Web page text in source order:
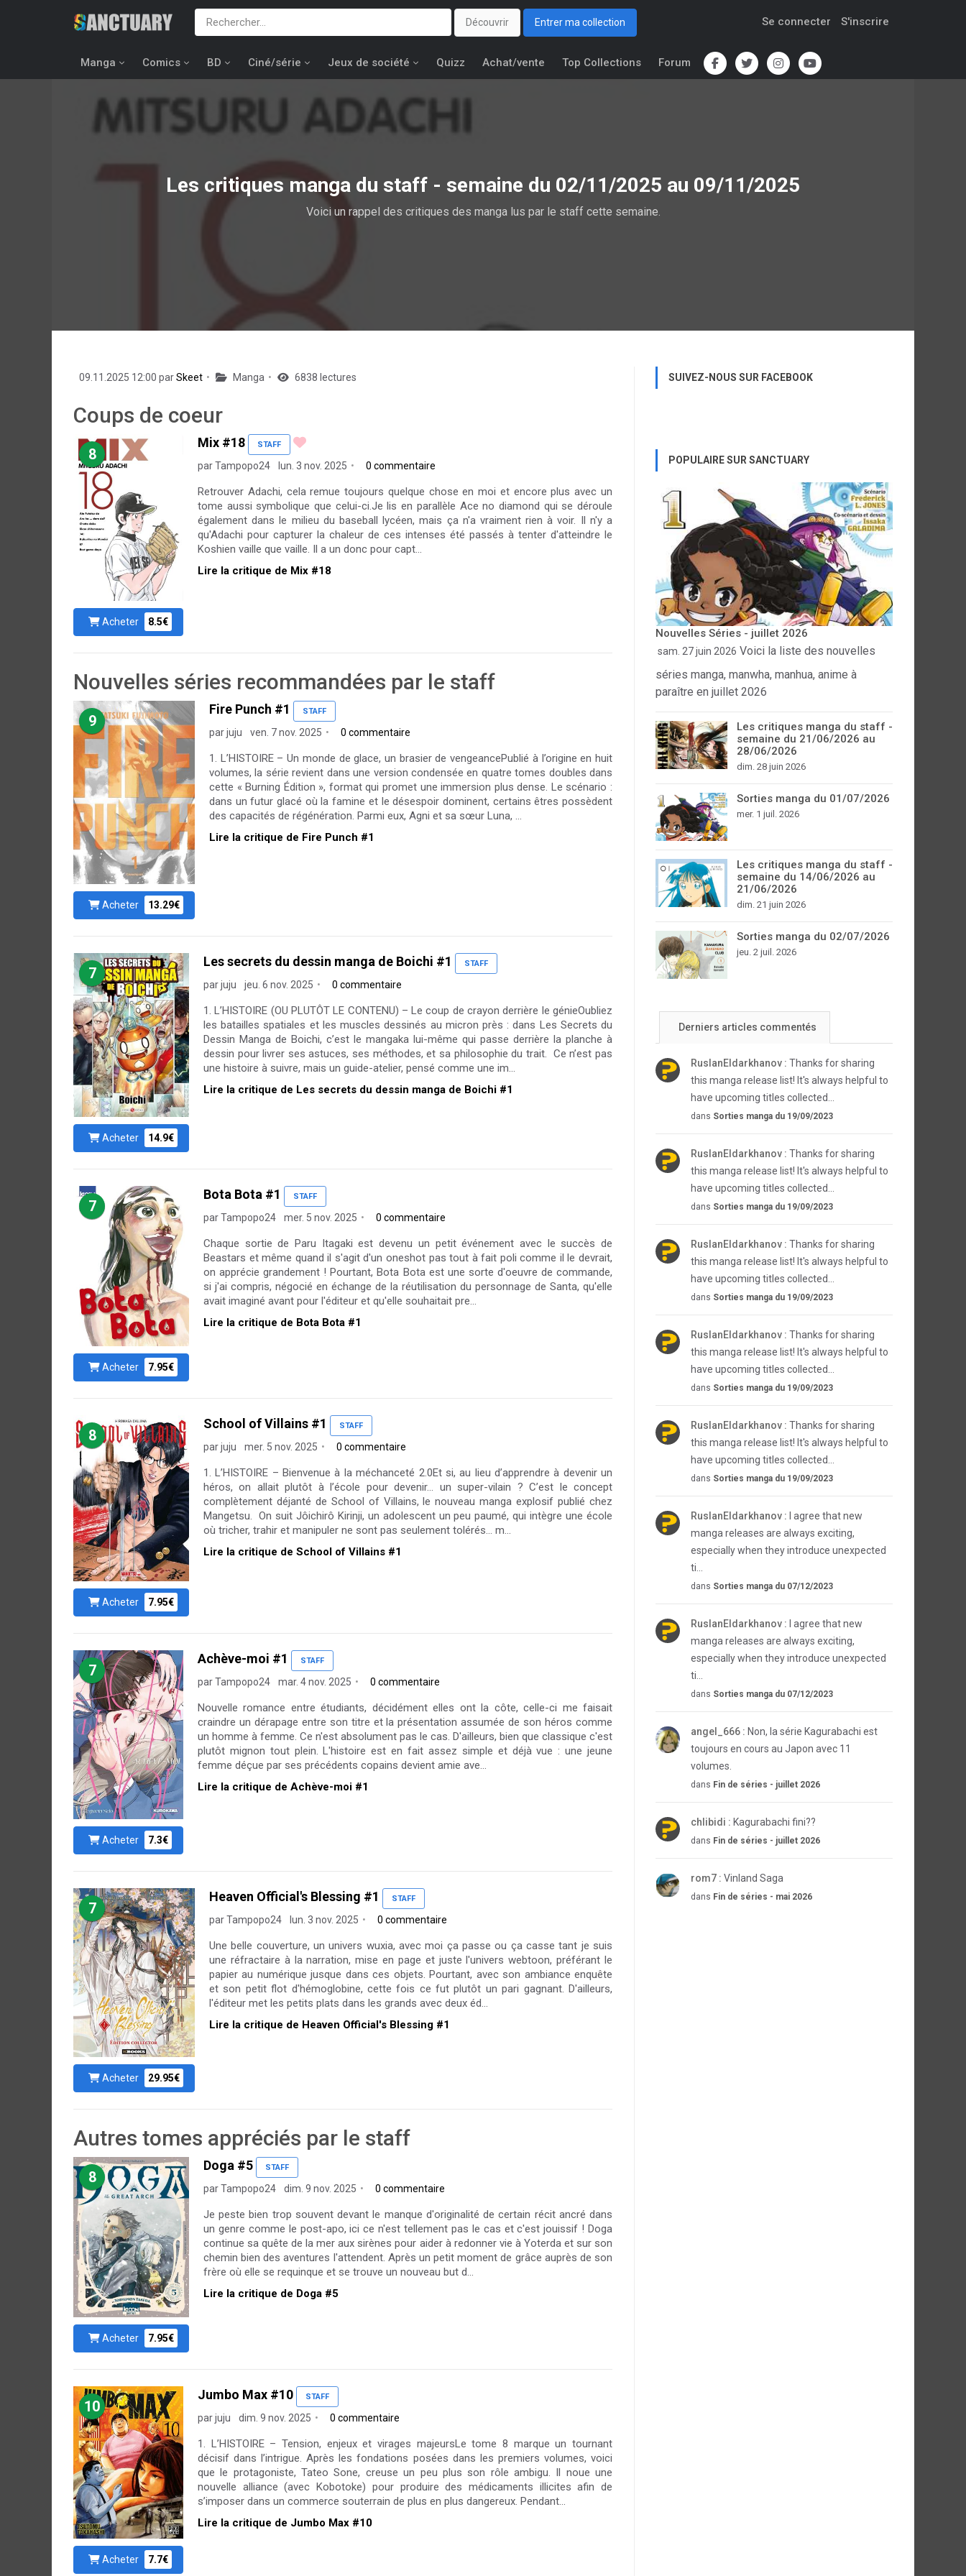
Découvrir Entrer ma collection Se connecter S'inscrire
Manga Comics BD Ciné/série Jeux de société Quizz Achat/vente Top Collections Forum
Les critiques manga du staff - semaine du 02/11/2025 au 09/11/2025
Voici un rappel des critiques des manga lus par le staff cette semaine.
09.11.2025 12:00 parSkeet Manga 6838 lectures
Coups de coeur
8
Acheter 8.5€
Mix #18 STAFF
par Tampopo24 lun. 3 nov. 2025 0 commentaire
Retrouver Adachi, cela remue toujours quelque chose en moi et encore plus avec un
tome aussi symbolique que celui-ci.Je lis en parallèle Ace no diamond qui se déroule
également dans le milieu du baseball lycéen, mais ça n'a vraiment rien à voir. Il n'y a
qu'Adachi pour capturer la chaleur de ces intenses été passés à tenter d'atteindre le
Koshien vaille que vaille. Il a un donc pour capt...
Lire la critique de Mix #18
Nouvelles séries recommandées par le staff
9
Acheter 13.29€
Fire Punch #1 STAFF
par juju ven. 7 nov. 2025 0 commentaire
1. L’HISTOIRE – Un monde de glace, un brasier de vengeancePublié à l’origine en huit
volumes, la série revient dans une version condensée en quatre tomes doubles dans
cette « Burning Édition », format qui promet une immersion plus dense. Le scénario :
dans un futur glacé où la famine et le désespoir dominent, certains êtres possèdent
des capacités de régénération. Parmi eux, Agni et sa sœur Luna, ...
Lire la critique de Fire Punch #1
7
Acheter 14.9€
Les secrets du dessin manga de Boichi #1 STAFF
par juju jeu. 6 nov. 2025 0 commentaire
1. L’HISTOIRE (OU PLUTÔT LE CONTENU) – Le coup de crayon derrière le génieOubliez
les batailles spatiales et les muscles dessinés au micron près : dans Les Secrets du
Dessin Manga de Boichi, c’est le mangaka lui-même qui passe derrière la planche à
dessin pour livrer ses astuces, ses méthodes, et sa philosophie du trait. Ce n’est pas
une histoire à suivre, mais un guide-atelier, pensé comme une im...
Lire la critique de Les secrets du dessin manga de Boichi #1
7
Acheter 7.95€
Bota Bota #1 STAFF
par Tampopo24 mer. 5 nov. 2025 0 commentaire
Chaque sortie de Paru Itagaki est devenu un petit événement avec le succès de
Beastars et même quand il s'agit d'un oneshot pas tout à fait poli comme il le devrait,
on apprécie grandement ! Pourtant, Bota Bota est une sorte d'oeuvre de commande,
si j'ai compris, négocié en échange de la réutilisation du personnage de Santa, qu'elle
avait imaginé avant pour l'éditeur et qu'elle souhaitait pre...
Lire la critique de Bota Bota #1
8
Acheter 7.95€
School of Villains #1 STAFF
par juju mer. 5 nov. 2025 0 commentaire
1. L’HISTOIRE – Bienvenue à la méchanceté 2.0Et si, au lieu d’apprendre à devenir un
héros, on allait plutôt à l’école pour devenir… un super-vilain ? C’est le concept
complètement déjanté de School of Villains, le nouveau manga explosif publié chez
Mangetsu. On suit Jôichirô Kirinji, un adolescent un peu paumé, qui intègre une école
où tricher, trahir et manipuler ne sont pas seulement tolérés… m...
Lire la critique de School of Villains #1
7
Acheter 7.3€
Achève-moi #1 STAFF
par Tampopo24 mar. 4 nov. 2025 0 commentaire
Nouvelle romance entre étudiants, décidément elles ont la côte, celle-ci me faisait
craindre un dérapage entre son titre et la présentation assumée de son héros comme
un homme à femme. Ce n'est absolument pas le cas. D'ailleurs, bien que classique c'est
plutôt mignon tout plein. L'histoire est en fait assez simple et déjà vue : une jeune
femme déçue par ses précédents copains devient amie ave...
Lire la critique de Achève-moi #1
7
Acheter 29.95€
Heaven Official's Blessing #1 STAFF
par Tampopo24 lun. 3 nov. 2025 0 commentaire
Une belle couverture, un univers wuxia, avec moi ça passe ou ça casse tant je suis
une réfractaire à la narration, mise en page et juste l'univers webtoon, préférant le
papier au numérique jusque dans ces objets. Pourtant, avec son ambiance enquête
et son petit flot d'hémoglobine, cette fois ce fut plutôt un pari gagnant. D'ailleurs,
l'éditeur met les petits plats dans les grands avec deux éd...
Lire la critique de Heaven Official's Blessing #1
Autres tomes appréciés par le staff
8
Acheter 7.95€
Doga #5 STAFF
par Tampopo24 dim. 9 nov. 2025 0 commentaire
Je peste bien trop souvent devant le manque d'originalité de certain récit ancré dans
un genre comme le post-apo, ici ce n'est tellement pas le cas et c'est jouissif ! Doga
continue sa quête de la mer aux sirènes pour aider à redonner vie à Yoterda et sur son
chemin bien des aventures l'attendent. Après un petit moment de grâce auprès de son
frère où elle se requinque et se trouve un nouveau but d...
Lire la critique de Doga #5
10
Acheter 7.7€
Jumbo Max #10 STAFF
par juju dim. 9 nov. 2025 0 commentaire
1. L’HISTOIRE – Tension, enjeux et virages majeursLe tome 8 marque un tournant
décisif dans l’intrigue. Après les fondations posées dans les premiers volumes, voici
que le protagoniste, Tateo Sone, creuse un peu plus son rôle ambigu. Il noue une
nouvelle alliance (avec Kobotoke) pour produire des médicaments illicites afin de
s’imposer dans un commerce souterrain de plus en plus dangereux. Pendant...
Lire la critique de Jumbo Max #10
SUIVEZ-NOUS SUR FACEBOOK
POPULAIRE SUR SANCTUARY
Nouvelles Séries - juillet 2026
sam. 27 juin 2026 Voici la liste des nouvelles
séries manga, manwha, manhua, anime à
paraître en juillet 2026
Les critiques manga du staff -
semaine du 21/06/2026 au
28/06/2026
dim. 28 juin 2026
Sorties manga du 01/07/2026
mer. 1 juil. 2026
Les critiques manga du staff -
semaine du 14/06/2026 au
21/06/2026
dim. 21 juin 2026
Sorties manga du 02/07/2026
jeu. 2 juil. 2026
Derniers articles commentés
RuslanEldarkhanov : Thanks for sharing
this manga release list! It's always helpful to
have upcoming titles collected...
dans Sorties manga du 19/09/2023
RuslanEldarkhanov : Thanks for sharing
this manga release list! It's always helpful to
have upcoming titles collected...
dans Sorties manga du 19/09/2023
RuslanEldarkhanov : Thanks for sharing
this manga release list! It's always helpful to
have upcoming titles collected...
dans Sorties manga du 19/09/2023
RuslanEldarkhanov : Thanks for sharing
this manga release list! It's always helpful to
have upcoming titles collected...
dans Sorties manga du 19/09/2023
RuslanEldarkhanov : Thanks for sharing
this manga release list! It's always helpful to
have upcoming titles collected...
dans Sorties manga du 19/09/2023
RuslanEldarkhanov :
I agree that new
manga releases are always exciting,
especially when they introduce unexpected
ti...
dans Sorties manga du 07/12/2023
RuslanEldarkhanov :
I agree that new
manga releases are always exciting,
especially when they introduce unexpected
ti...
dans Sorties manga du 07/12/2023
angel_666 : Non, la série Kagurabachi est
toujours en cours au Japon avec 11
volumes.
dans Fin de séries - juillet 2026
chlibidi : Kagurabachi fini??
dans Fin de séries - juillet 2026
rom7 : Vinland Saga
dans Fin de séries - mai 2026